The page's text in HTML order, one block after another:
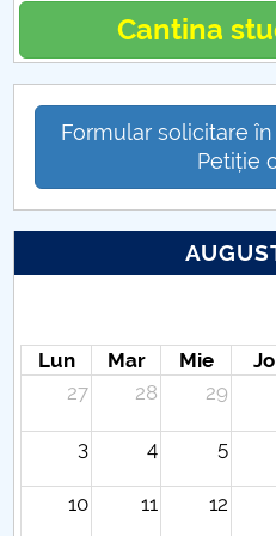
Hotărâri Senat din 9
Hotărâri Senat din 27
Hotărâri Senat din 11
Hotărâri Senat din 12
Hotărâri Senat din 18
Hotărâri Senat din 22
Hotărâri Senat din 28
Cantina
Formular solicitare
Petiție
Lun Mar Mie
27
28 29
3 4 5
10 11 12